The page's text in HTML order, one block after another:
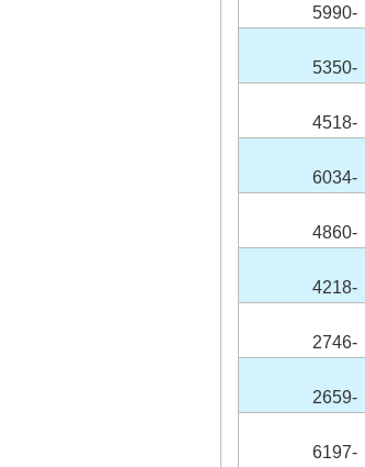
5990-
5350-
4518-
6034-
4860-
4218-
2746-
2659-
6197-